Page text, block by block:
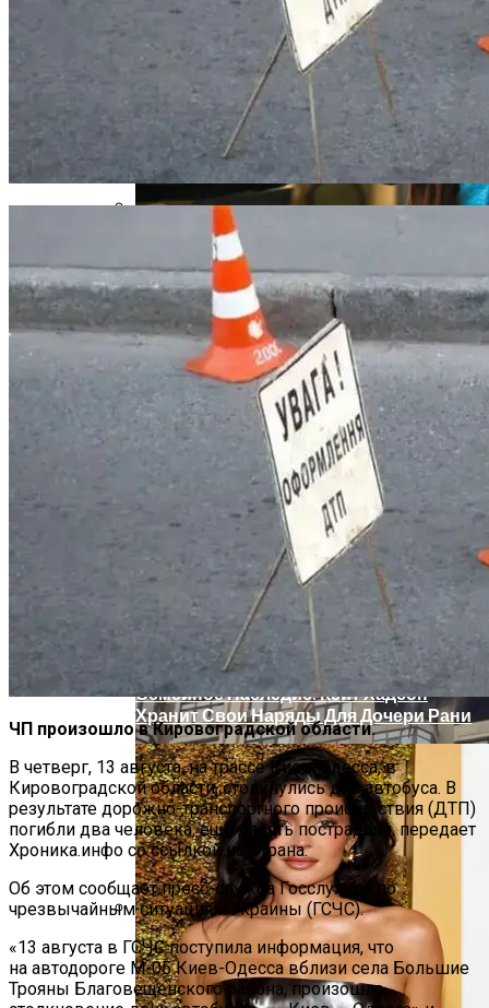
Летнюю Украинку С Признаками
Изнасилования: Мать Отрицает
Насилие
«Морковное» ДТП На Трассе Одесса-
Николаев: Столкнулись Два Грузовика
Масштабный Пожар В Киевской
Многоэтажке: Пострадавший Попал В
Реанимацию
«Веном 3» Получил Зловещее
Название И Ускоренную Премьеру
Семейное Наследие: Кейт Хадсон
Хранит Свои Наряды Для Дочери Рани
ЧП произошло в Кировоградской области.
В четверг, 13 августа, на трассе Киев-Одесса, в
Кировоградской области, столкнулись два автобуса. В
результате дорожно-транспортного происшествия (ДТП)
погибли два человека, еще десять пострадали, передает
Хроника.инфо со ссылкой на Страна.
Об этом сообщает пресс-служба Госслужбы по
чрезвычайным ситуациям Украины (ГСЧС).
«13 августа в ГСЧС поступила информация, что
на автодороге М-05 Киев-Одесса вблизи села Большие
Трояны Благовещенского района, произошло